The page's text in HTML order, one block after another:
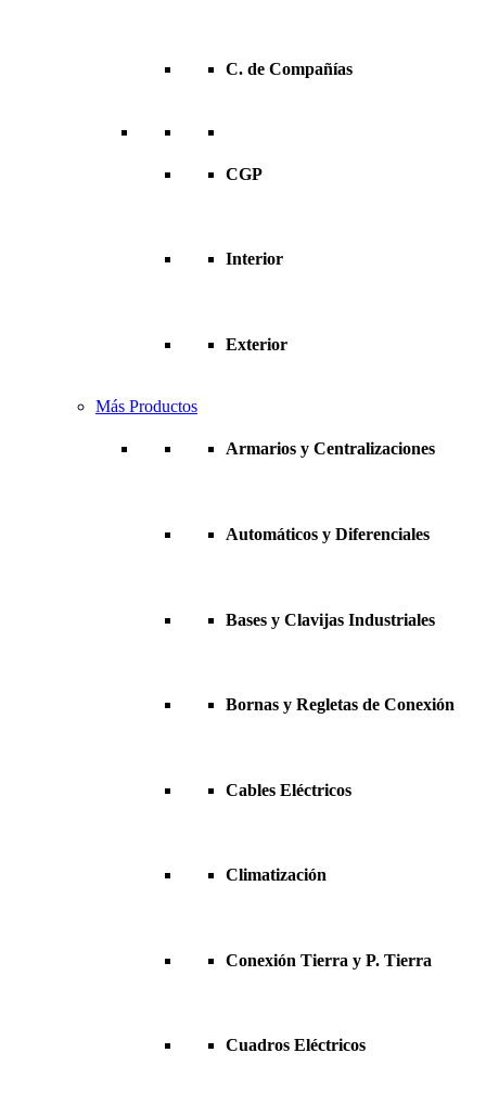
C. de Compañías
CGP
Interior
Exterior
Más Productos
Armarios y Centralizaciones
Automáticos y Diferenciales
Bases y Clavijas Industriales
Bornas y Regletas de Conexión
Cables Eléctricos
Climatización
Conexión Tierra y P. Tierra
Cuadros Eléctricos